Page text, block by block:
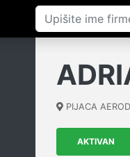
PIJACA
AKTIVAN